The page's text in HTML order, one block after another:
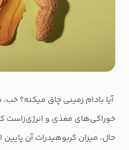
آیا بادام زمینی چاق میکنه؟ خب،
خوراکی‌های مغذی و انرژی‌زاست
حال، میزان کربوهیدرات آن